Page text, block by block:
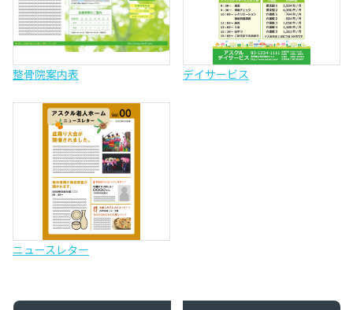
整骨院案内表 デイサービス
ニュースレター